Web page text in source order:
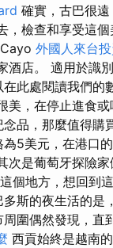
確實，古巴很
，檢查和享受這
Cayo 外國人來台
店。 適用於識
此處閱讀我們的
美，在停止進食
品，那麼值得購
5美元，在港口
次是葡萄牙探險
個地方，想回到
斯的夜生活的是
圍偶然發現，直
西貢始終是越南